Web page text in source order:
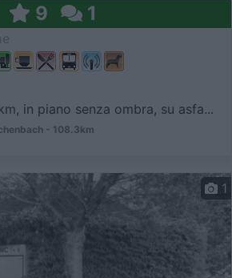
9 1
in piano senza ombra, su asfa...
- 108.3km
1